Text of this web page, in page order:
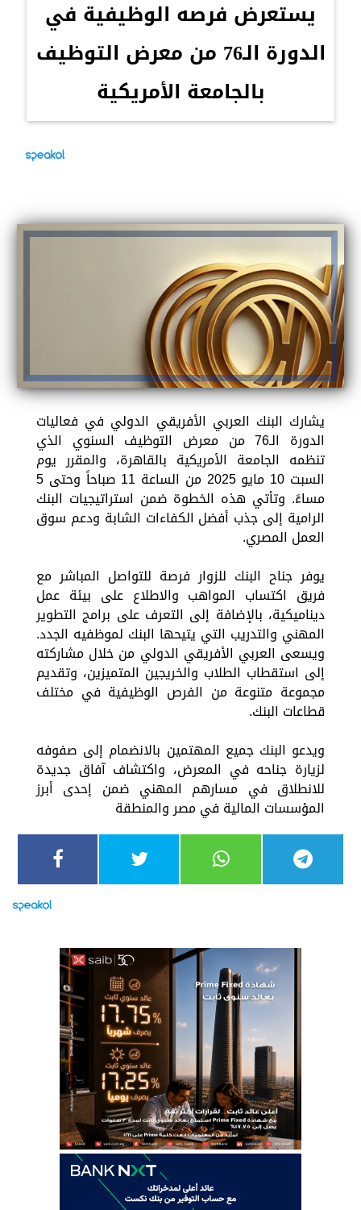
يستعرض فرصه الوظيفية في
الدورة الـ76 من معرض التوظيف
بالجامعة الأمريكية
يشارك البنك العربي الأفريقي الدولي في فعاليات
الدورة الـ76 من معرض التوظيف السنوي الذي
تنظمه الجامعة الأمريكية بالقاهرة، والمقرر يوم
السبت 10 مايو 2025 من الساعة 11 صباحاً وحتى 5
مساءً. وتأتي هذه الخطوة ضمن استراتيجيات البنك
الرامية إلى جذب أفضل الكفاءات الشابة ودعم سوق
العمل المصري.
يوفر جناح البنك للزوار فرصة للتواصل المباشر مع
فريق اكتساب المواهب والاطلاع على بيئة عمل
ديناميكية، بالإضافة إلى التعرف على برامج التطوير
المهني والتدريب التي يتيحها البنك لموظفيه الجدد.
ويسعى العربي الأفريقي الدولي من خلال مشاركته
إلى استقطاب الطلاب والخريجين المتميزين، وتقديم
مجموعة متنوعة من الفرص الوظيفية في مختلف
قطاعات البنك.
ويدعو البنك جميع المهتمين بالانضمام إلى صفوفه
لزيارة جناحه في المعرض، واكتشاف آفاق جديدة
للانطلاق في مسارهم المهني ضمن إحدى أبرز
المؤسسات المالية في مصر والمنطقة